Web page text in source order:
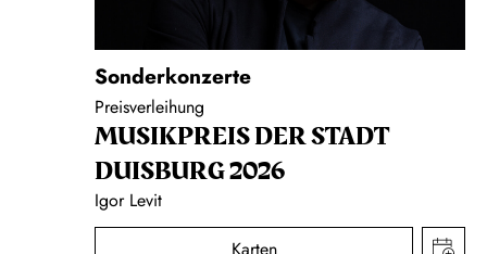
Sonderkonzerte
Preisverleihung
MUSIK­PREIS DER STADT
DUISBURG 2026
Igor Levit
Karten